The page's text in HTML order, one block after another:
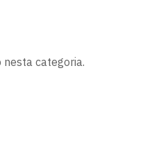
categoria.